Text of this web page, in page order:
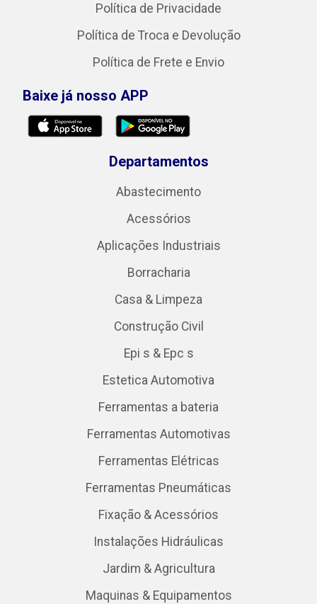
Política de Privacidade
Política de Troca e Devolução
Política de Frete e Envio
Baixe já nosso APP
Departamentos
Abastecimento
Acessórios
Aplicações Industriais
Borracharia
Casa & Limpeza
Construção Civil
Epi s & Epc s
Estetica Automotiva
Ferramentas a bateria
Ferramentas Automotivas
Ferramentas Elétricas
Ferramentas Pneumáticas
Fixação & Acessórios
Instalações Hidráulicas
Jardim & Agricultura
Maquinas & Equipamentos